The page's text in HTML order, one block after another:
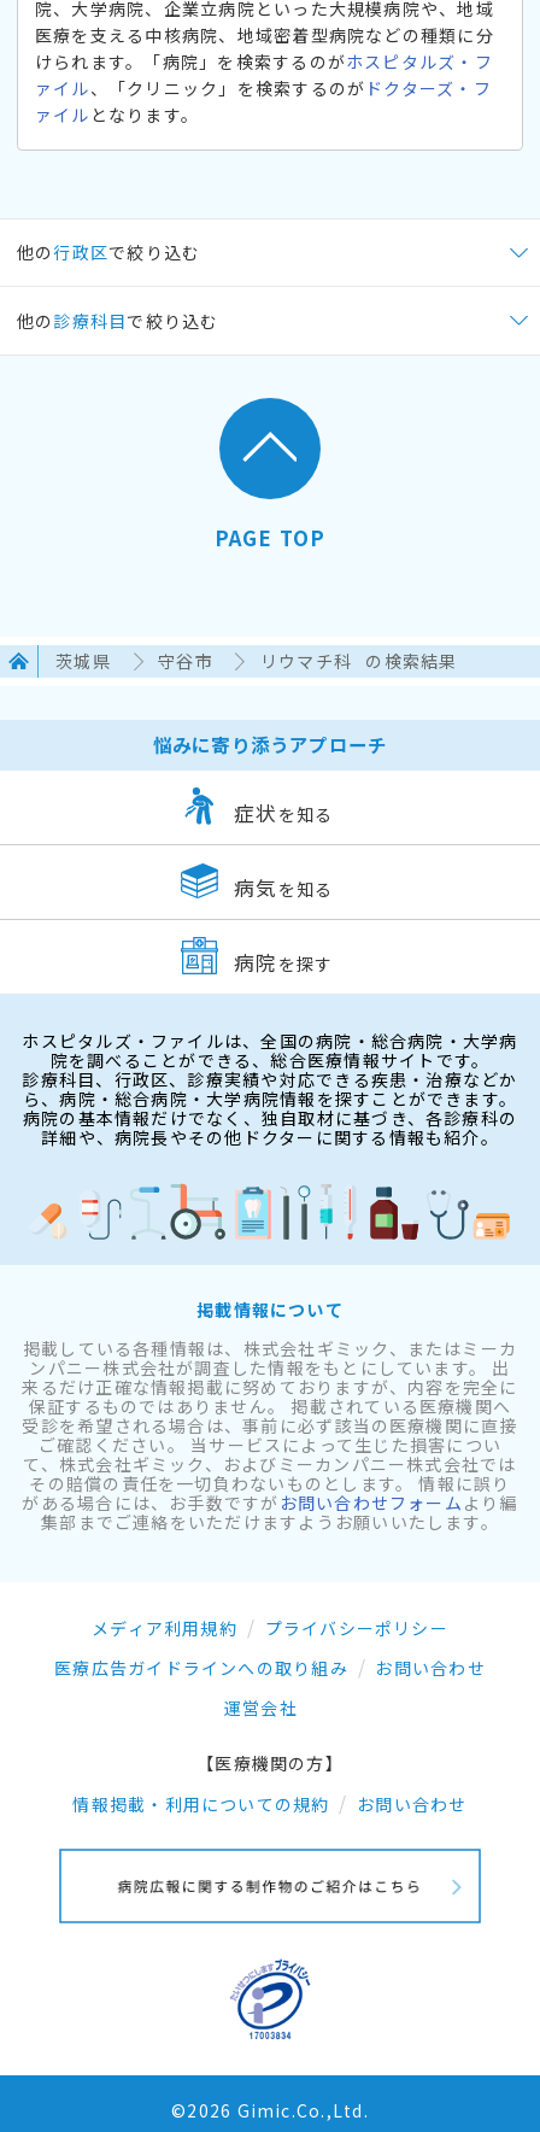
院、大学病院、企業立病院といった大規模病院や、地域
医療を支える中核病院、地域密着型病院などの種類に分
けられます。「病院」を検索するのがホスピタルズ・フ
ァイル、「クリニック」を検索するのが ドクターズ・フ
ァイル となります。
他の行政区で絞り込む
他の 診療科目で絞り込む
PAGE TOP
茨城県 守谷市 リウマチ科 の検索結果
悩みに寄り添うアプローチ
症状 を知る
病気 を知る
病院 を探す
ホスピタルズ・ファイルは、全国の病院・総合病院・大学病
院を調べることができる、総合医療情報サイトです。
診療科目、行政区、診療実績や対応できる疾患・治療などか
ら、病院・総合病院・大学病院情報を探すことができます。
病院の基本情報だけでなく、独自取材に基づき、各診療科の
詳細や、病院長やその他ドクターに関する情報も紹介。
掲載情報について
掲載している各種情報は、株式会社ギミック、またはミーカ
ンパニー株式会社が調査した情報をもとにしています。 出
来るだけ正確な情報掲載に努めておりますが、内容を完全に
保証するものではありません。 掲載されている医療機関へ
受診を希望される場合は、事前に必ず該当の医療機関に直接
ご確認ください。 当サービスによって生じた損害につい
て、株式会社ギミック、およびミーカンパニー株式会社では
その賠償の責任を一切負わないものとします。 情報に誤り
がある場合には、お手数ですが お問い合わせフォーム より編
集部までご連絡をいただけますようお願いいたします。
メディア利用規約
プライバシーポリシー
医療広告ガイドラインへの取り組み
お問い合わせ
運営会社
【医療機関の方】
情報掲載・利用についての規約
お問い合わせ
©2026 Gimic.Co.,Ltd.